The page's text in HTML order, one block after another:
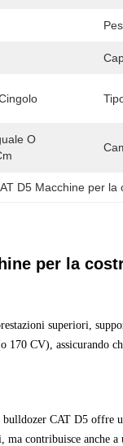
O
D5 Macchine per
per la
superiori,
170 CV), assicurando
bulldozer CAT D5
contribuisce anche